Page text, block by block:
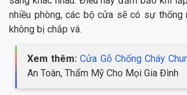
nhiều phòng, các bộ cửa sẽ có sự thống
không bị chắp vá.
Xem thêm:Cửa Gỗ Chống Cháy
An Toàn, Thẩm Mỹ Cho Mọi Gia Đình